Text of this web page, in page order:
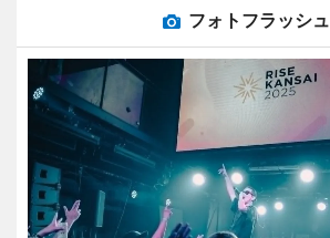
フォトフラッシュ